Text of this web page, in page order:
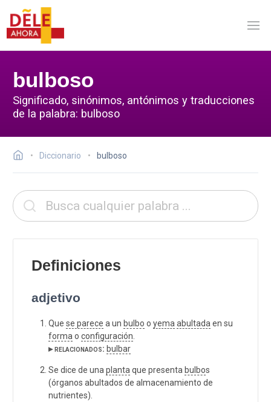
bulboso
Significado, sinónimos, antónimos y traducciones
de la palabra: bulboso
Diccionario bulboso
Definiciones
adjetivo
Que se parece a un bulbo o yema abultada en su
forma o configuración
▸ relacionados: bulbar
Se dice de una planta que presenta bulbos
(órganos abultados de almacenamiento de
nutrientes).